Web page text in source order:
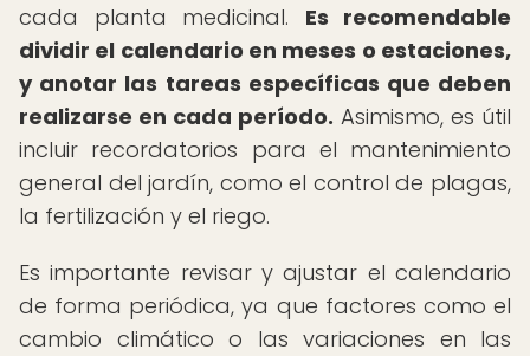
cada planta medicinal. Es recomendable
dividir el calendario en meses o estaciones,
y anotar las tareas específicas que deben
realizarse en cada período. Asimismo, es útil
incluir recordatorios para el mantenimiento
general del jardín, como el control de plagas,
la fertilización y el riego.
Es importante revisar y ajustar el calendario
de forma periódica, ya que factores como el
cambio climático o las variaciones en las